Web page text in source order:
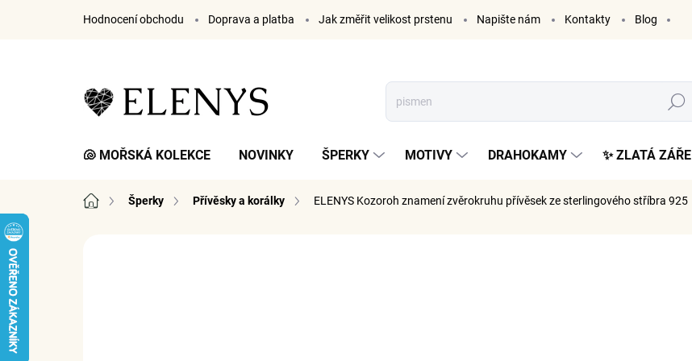
Hodnocení obchodu Doprava a platba Jak změřit velikost prstenu Napište nám Kontakty Blog
Hledat
🐚 MOŘSKÁ KOLEKCE NOVINKY ŠPERKY MOTIVY DRAHOKAMY ✨ ZLATÁ ZÁŘE
Domů Šperky Přívěsky a korálky ELENYS Kozoroh znamení zvěrokruhu přívěsek ze sterlingového stříbra 925